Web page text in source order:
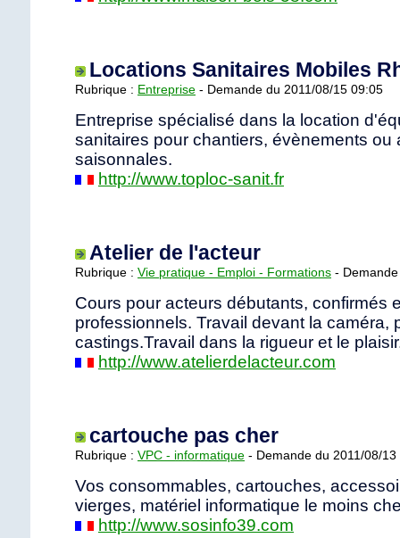
Locations Sanitaires Mobiles
Rubrique : Entreprise - Demande du 2011/08/15 09:05
Entreprise spécialisé dans la location
sanitaires pour chantiers, évènements ou
saisonnales.
http://www.toploc-sanit.fr
Atelier de l'acteur
Rubrique : Vie pratique - Emploi - Formations -
Cours pour acteurs débutants, confirmés
professionnels. Travail devant la caméra,
castings.Travail dans la rigueur et le
http://www.atelierdelacteur.com
cartouche pas cher
Rubrique : VPC - informatique - Demande du 2011/08/13
Vos consommables, cartouches,
vierges, matériel informatique le moins
http://www.sosinfo39.com